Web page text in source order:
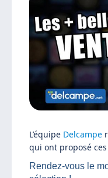
L’équipe Delcampe
qui ont proposé
Rendez-vous le